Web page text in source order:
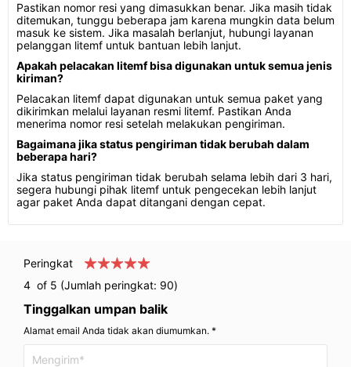
Pastikan nomor resi yang dimasukkan benar. Jika masih tidak
ditemukan, tunggu beberapa jam karena mungkin data belum
masuk ke sistem. Jika masalah berlanjut, hubungi layanan
pelanggan litemf untuk bantuan lebih lanjut.
Apakah pelacakan litemf bisa digunakan untuk semua jenis
kiriman?
Pelacakan litemf dapat digunakan untuk semua paket yang
dikirimkan melalui layanan resmi litemf. Pastikan Anda
menerima nomor resi setelah melakukan pengiriman.
Bagaimana jika status pengiriman tidak berubah dalam
beberapa hari?
Jika status pengiriman tidak berubah selama lebih dari 3 hari,
segera hubungi pihak litemf untuk pengecekan lebih lanjut
agar paket Anda dapat ditangani dengan cepat.
Peringkat
4 of 5 (Jumlah peringkat: 90)
Tinggalkan umpan balik
Alamat email Anda tidak akan diumumkan. *